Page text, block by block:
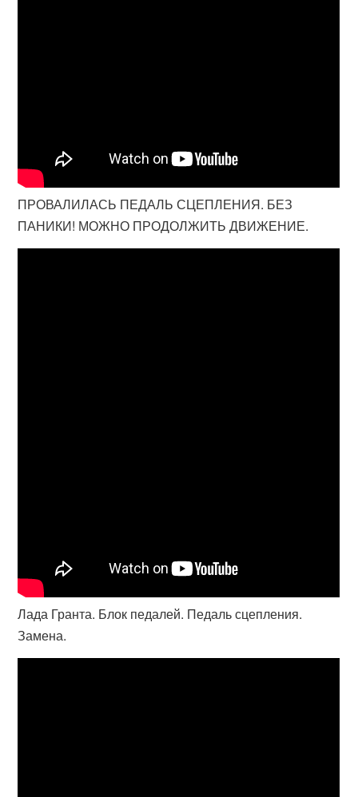
ПРОВАЛИЛАСЬ ПЕДАЛЬ СЦЕПЛЕНИЯ. БЕЗ
ПАНИКИ! МОЖНО ПРОДОЛЖИТЬ ДВИЖЕНИЕ.
Лада Гранта. Блок педалей. Педаль сцепления.
Замена.